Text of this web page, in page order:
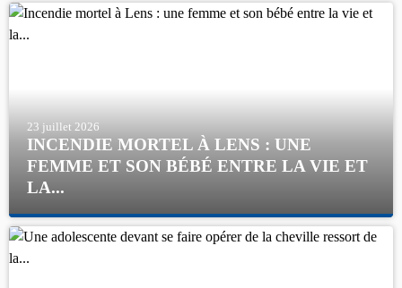
23 juillet 2026
INCENDIE MORTEL À LENS : UNE
FEMME ET SON BÉBÉ ENTRE LA VIE ET
LA...
compagne et leur bébé de trois mois d'un liquide